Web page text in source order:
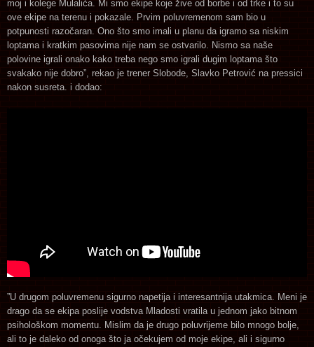
moj i kolege Mulalića. Mi smo ekipe koje žive od borbe i od trke i to su
ove ekipe na terenu i pokazale. Prvim poluvremenom sam bio u
potpunosti razočaran. Ono što smo imali u planu da igramo sa niskim
loptama i kratkim pasovima nije nam se ostvarilo. Nismo sa naše
polovine igrali onako kako treba nego smo igrali dugim loptama što
svakako nije dobro”, rekao je trener Slobode, Slavko Petrović na pressici
nakon susreta. i dodao:
”U drugom poluvremenu sigurno napetija i interesantnija utakmica. Meni je
drago da se ekipa poslije vodstva Mladosti vratila u jednom jako bitnom
psihološkom momentu. Mislim da je drugo poluvrijeme bilo mnogo bolje,
ali to je daleko od onoga što ja očekujem od moje ekipe, ali i sigurno